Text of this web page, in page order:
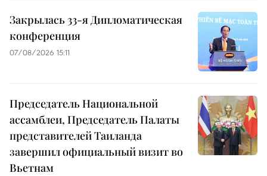
Закрылась 33-я Дипломатическая
конференция
07/08/2026 15:11
Председатель Национальной
ассамблеи, Председатель Палаты
представителей Таиланда
завершил официальный визит во
Вьетнам